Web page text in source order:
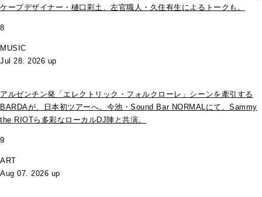
ケープデザイナー・樋口彩土、左官職人・久住有生によるトークも。
8
MUSIC
Jul 28. 2026 up
アルゼンチン発「エレクトリック・フォルクローレ」シーンを牽引する
BARDAが、日本初ツアーへ。今池・Sound Bar NORMALにて、Sammy
the RIOTら多彩なローカルDJ陣と共演。
9
ART
Aug 07. 2026 up